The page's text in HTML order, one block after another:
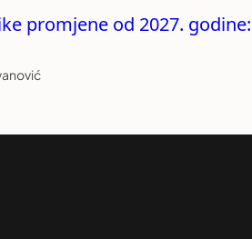
promjene od 2027.